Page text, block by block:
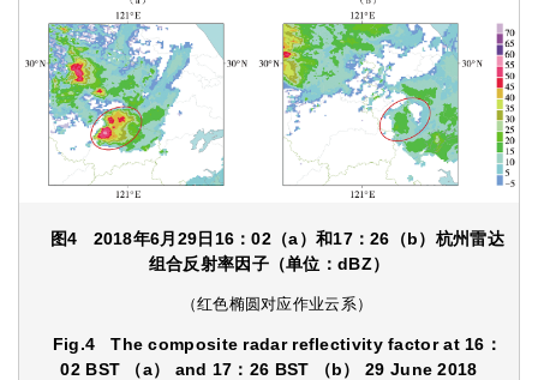
图4 2018年6月29日16：02（a）和17：26（b）杭州雷达
组合反射率因子（单位：dBZ）
（红色椭圆对应作业云系）
Fig.4The composite radar reflectivity factor at 16：
02 BST （a） and 17：26 BST （b） 29 June 2018